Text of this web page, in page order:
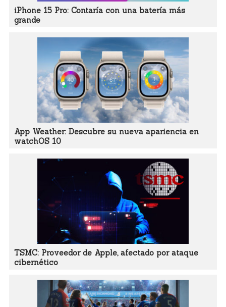
iPhone 15 Pro: Contaría con una batería más
grande
App Weather: Descubre su nueva apariencia en
watchOS 10
TSMC: Proveedor de Apple, afectado por ataque
cibernético